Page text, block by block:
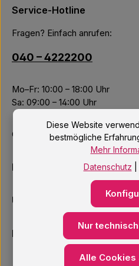
Service-Hotline
Fragen? Einfach anrufen:
040 – 4222200
Mo–Fr: 10:00 – 18:00 Uhr
Sa: 09:00 – 14:00 Uhr
Oder über unser
Informationen
Unsere Services
Newsletter
Diese Website
bestmögliche
Mehr
Datenschutz
Nur
Alle Cookies